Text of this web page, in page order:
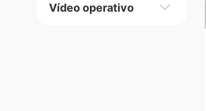
Vídeo operativo